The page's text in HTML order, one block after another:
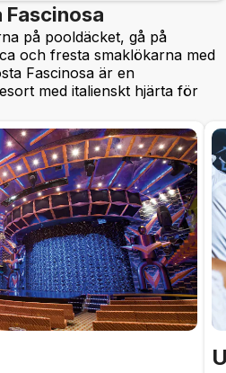
Fascinosa
på pooldäcket, gå på
och fresta smaklökarna med
Fascinosa är en
med italienskt hjärta för